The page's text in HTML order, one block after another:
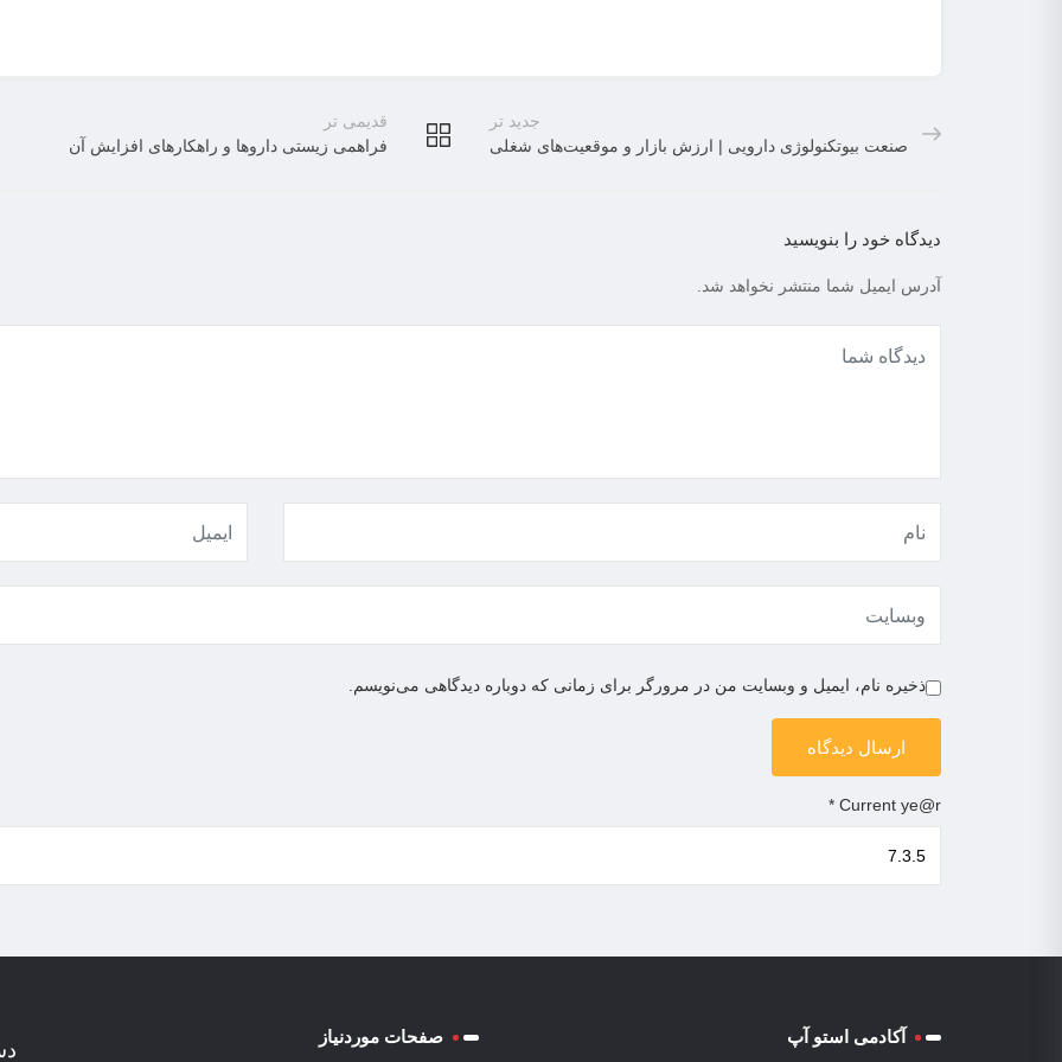
جدید تر
صنعت بیوتکنولوژی دارویی | ارزش بازار و موقعیت‌های شغلی
قدیمی تر
فراهمی زیستی داروها و راهکارهای افزایش آن
دیدگاه خود را بنویسید
آدرس ایمیل شما منتشر نخواهد شد.
ذخیره نام، ایمیل و وبسایت من در مرورگر برای زمانی که دوباره دیدگاهی می‌نویسم.
Current ye@r
*
آکادمی استو آپ صفحات موردنیاز